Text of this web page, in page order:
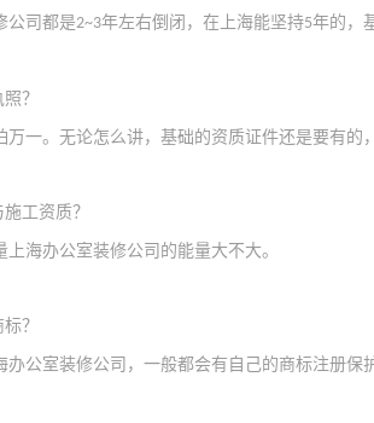
公司都是2~3年左右倒闭， 在上海能坚持5年的 ，
？
万一。无论怎么讲，基础的资质证件还是要有的
工资质？
上海办公室装修公司 的能量大不大。
？
办公室装修公司 ， 一般都会有自己的商标注册保